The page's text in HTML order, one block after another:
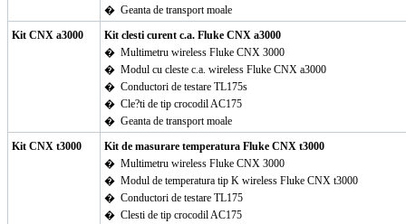
� Geanta de transport moale
Kit CNX a3000
Kit clesti curent c.a. Fluke CNX a3000
� Multimetru wireless Fluke CNX 3000
� Modul cu cleste c.a. wireless Fluke CNX a3000
� Conductori de testare TL175s
� Cle?ti de tip crocodil AC175
� Geanta de transport moale
Kit CNX t3000
Kit de masurare temperatura Fluke CNX t3000
� Multimetru wireless Fluke CNX 3000
� Modul de temperatura tip K wireless Fluke CNX t3000
� Conductori de testare TL175
� Clesti de tip crocodil AC175